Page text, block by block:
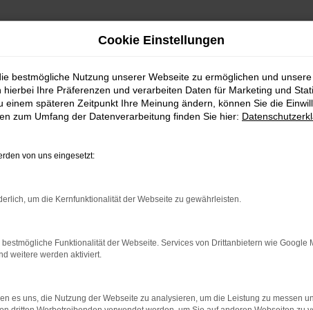
Cookie Einstellungen
bestmögliche Nutzung unserer Webseite zu ermöglichen und
Ihre Präferenzen und verarbeiten Daten für Marketing und
einem späteren Zeitpunkt Ihre Meinung ändern, können Sie die
zum Umfang der Datenverarbeitung finden Sie hier:
von uns eingesetzt:
um die Kernfunktionalität der Webseite zu gewährleisten.
Funktionalität der Webseite. Services von Drittanbietern wie Google
weitere werden aktiviert.
es uns, die Nutzung der Webseite zu analysieren, um die Leistung zu messen